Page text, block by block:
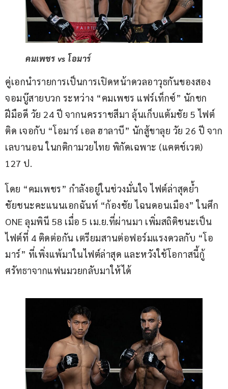
คมเพชร vs โอมาร์
คู่เอกนำรายการเป็นการเปิดหน้าดวลอาวุธกันของสอง
จอมบู๊สายบวก ระหว่าง “คมเพชร แฟร์เท็กซ์” นักชก
ฝีมือดี วัย 24 ปี จากนครราชสีมา ลุ้นเก็บแต้มชัย 5 ไฟต์
ติด เจอกับ “โอมาร์ เอล ฮาลาบี” นักสู้ขาลุย วัย 26 ปี จาก
เลบานอน ในกติกามวยไทย พิกัดเฉพาะ (แคตช์เวต)
127 ป.
โดย “คมเพชร” กำลังอยู่ในช่วงมั่นใจ ไฟต์ล่าสุดย้ำ
ชัยชนะคะแนนเอกฉันท์ “ก้องชัย ไฉนดอนเมือง” ในศึก
ONE ลุมพินี 58 เมื่อ 5 เม.ย.ที่ผ่านมา เพิ่มสถิติชนะเป็น
ไฟต์ที่ 4 ติดต่อกัน เตรียมสานต่อฟอร์มแรงดวลกับ “โอ
มาร์” ที่เพิ่งแพ้มาในไฟต์ล่าสุด และหวังใช้โอกาสนี้กู้
ศรัทธาจากแฟนมวยกลับมาให้ได้